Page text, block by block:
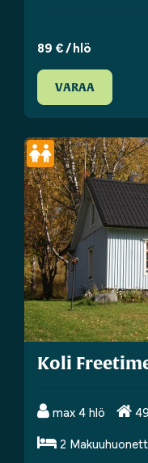
89 € / hlö
VARAA
Koli
max 4 hlö
max 4 hlö
2
2